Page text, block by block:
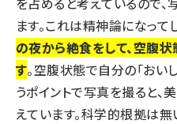
ます。これは精神論になって
の夜から絶食をして、空腹
す。空腹状態で自分の「おい
うポイントで写真を撮ると
えています。科学的根拠は